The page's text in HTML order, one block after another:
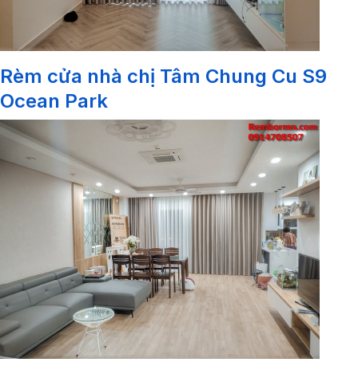
Rèm cửa nhà chị Tâm Chung Cu S9
Ocean Park